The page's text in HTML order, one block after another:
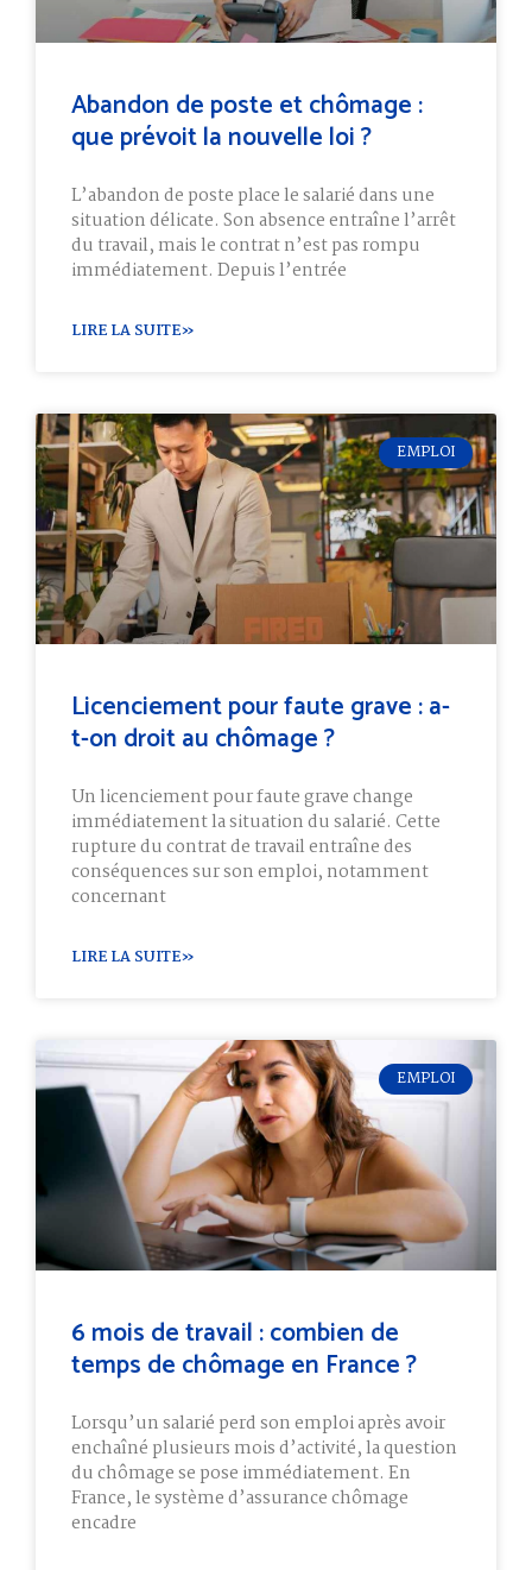
Abandon de poste et chômage :
que prévoit la nouvelle loi ?
L’abandon de poste place le salarié dans une
situation délicate. Son absence entraîne l’arrêt
du travail, mais le contrat n’est pas rompu
immédiatement. Depuis l’entrée
LIRE LA SUITE»
EMPLOI
Licenciement pour faute grave : a-
t-on droit au chômage ?
Un licenciement pour faute grave change
immédiatement la situation du salarié. Cette
rupture du contrat de travail entraîne des
conséquences sur son emploi, notamment
concernant
LIRE LA SUITE»
EMPLOI
6 mois de travail : combien de
temps de chômage en France ?
Lorsqu’un salarié perd son emploi après avoir
enchaîné plusieurs mois d’activité, la question
du chômage se pose immédiatement. En
France, le système d’assurance chômage
encadre